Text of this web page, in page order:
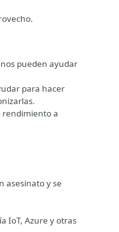
pueden ayudar
para hacer
rendimiento a
asesinato y se
IoT, Azure y otras